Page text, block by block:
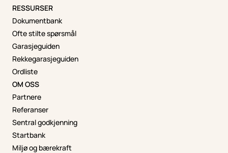
RESSURSER
Dokumentbank
Ofte stilte spørsmål
Garasjeguiden
Rekkegarasjeguiden
Ordliste
OM OSS
Partnere
Referanser
Sentral godkjenning
Startbank
Miljø og bærekraft